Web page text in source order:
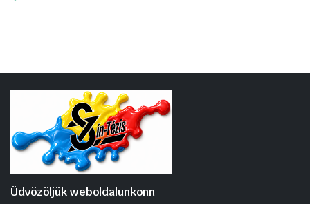
Üdvözöljük weboldalunkonn